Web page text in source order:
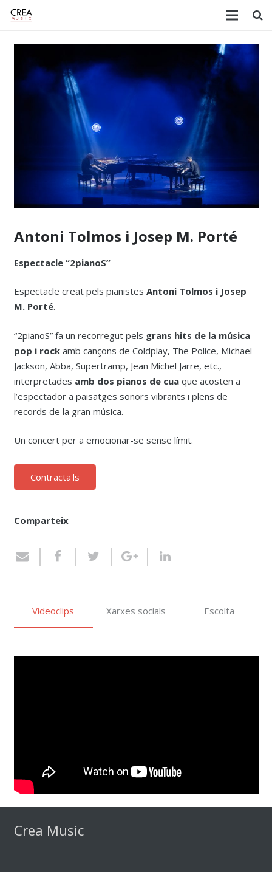
Antoni Tolmos i Josep M. Porté
Espectacle “2pianoS”
Espectacle creat pels pianistes Antoni Tolmos i Josep
M. Porté.
“2pianoS” fa un recorregut pels grans hits de la música
pop i rockamb cançons de Coldplay, The Police, Michael
Jackson, Abba, Supertramp, Jean Michel Jarre, etc.,
interpretades amb dos pianos de cuaque acosten a
l’espectador a paisatges sonors vibrants i plens de
records de la gran música.
Un concert per a emocionar-se sense límit.
Contracta'ls
Comparteix
Videoclips Xarxes socials Escolta
Crea Music